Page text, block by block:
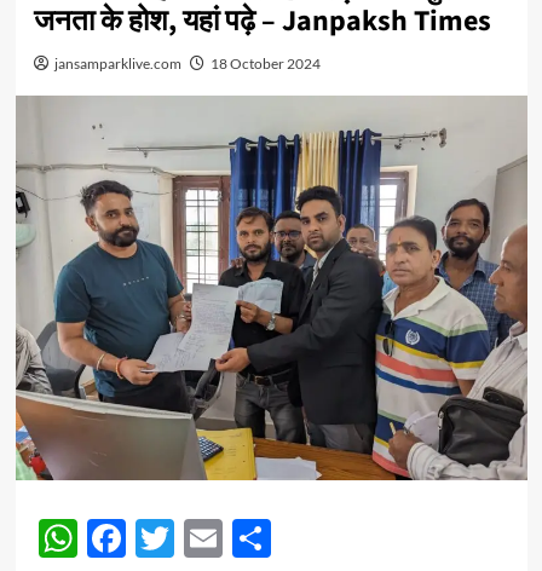
जनता के होश, यहां पढ़े – Janpaksh Times
jansamparklive.com 18 October 2024
WhatsApp
Facebook
Twitter
EmailShare